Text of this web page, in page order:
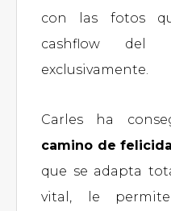
con las fotos
cashflow del
exclusivamente.
Carles ha
camino de
que se adapta
vital, le